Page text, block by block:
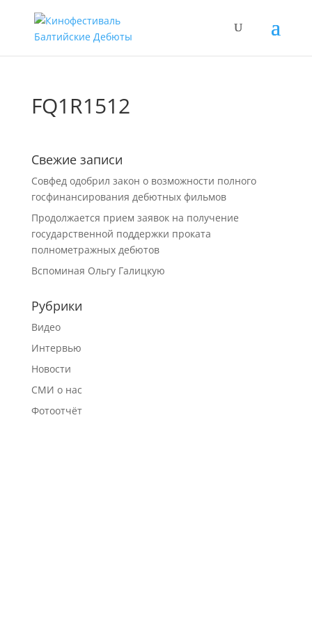
FQ1R1512
Свежие записи
Совфед одобрил закон о возможности полного
госфинансирования дебютных фильмов
Продолжается прием заявок на получение
государственной поддержки проката
полнометражных дебютов
Вспоминая Ольгу Галицкую
Рубрики
Видео
Интервью
Новости
СМИ о нас
Фотоотчёт